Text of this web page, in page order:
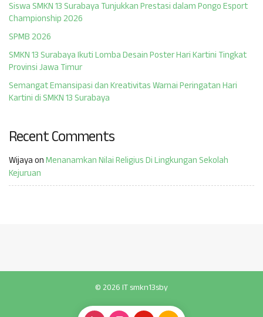
Siswa SMKN 13 Surabaya Tunjukkan Prestasi dalam Pongo Esport
Championship 2026
SPMB 2026
SMKN 13 Surabaya Ikuti Lomba Desain Poster Hari Kartini Tingkat
Provinsi Jawa Timur
Semangat Emansipasi dan Kreativitas Warnai Peringatan Hari
Kartini di SMKN 13 Surabaya
Recent Comments
WijayaonMenanamkan Nilai Religius Di Lingkungan Sekolah
Kejuruan
© 2026 IT smkn13sby